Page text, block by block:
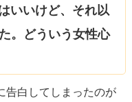
いいけど、それ以
。どういう女性心
告白してしまったのが